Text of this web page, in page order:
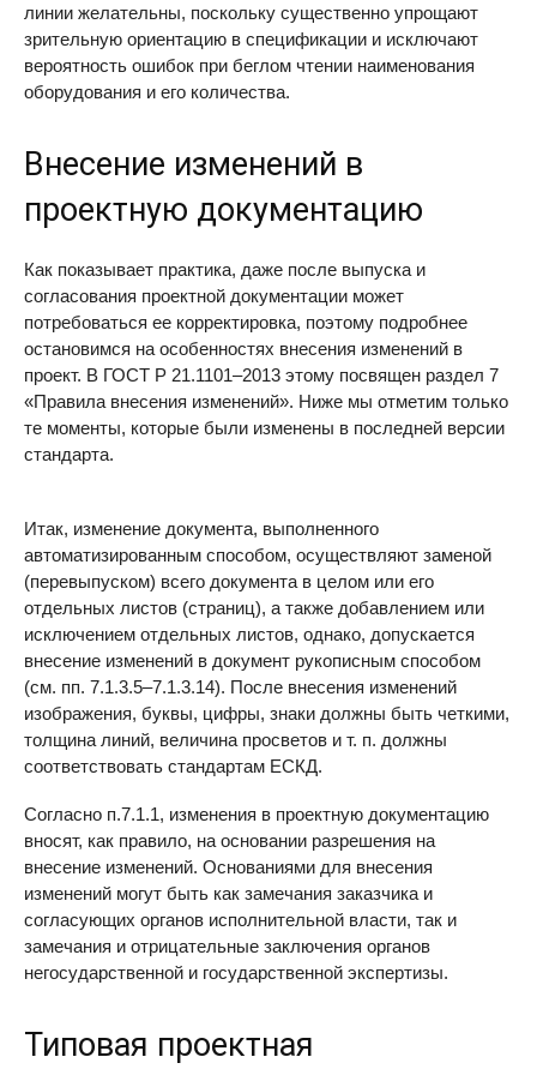
линии желательны, поскольку существенно упрощают
зрительную ориентацию в спецификации и исключают
вероятность ошибок при беглом чтении наименования
оборудования и его количества.
Внесение изменений в
проектную документацию
Как показывает практика, даже после выпуска и
согласования проектной документации может
потребоваться ее корректировка, поэтому подробнее
остановимся на особенностях внесения изменений в
проект. В ГОСТ Р 21.1101–2013 этому посвящен раздел 7
«Правила внесения изменений». Ниже мы отметим только
те моменты, которые были изменены в последней версии
стандарта.
Итак, изменение документа, выполненного
автоматизированным способом, осуществляют заменой
(перевыпуском) всего документа в целом или его
отдельных листов (страниц), а также добавлением или
исключением отдельных листов, однако, допускается
внесение изменений в документ рукописным способом
(см. пп. 7.1.3.5–7.1.3.14). После внесения изменений
изображения, буквы, цифры, знаки должны быть четкими,
толщина линий, величина просветов и т. п. должны
соответствовать стандартам ЕСКД.
Согласно п.7.1.1, изменения в проектную документацию
вносят, как правило, на основании разрешения на
внесение изменений. Основаниями для внесения
изменений могут быть как замечания заказчика и
согласующих органов исполнительной власти, так и
замечания и отрицательные заключения органов
негосударственной и государственной экспертизы.
Типовая проектная